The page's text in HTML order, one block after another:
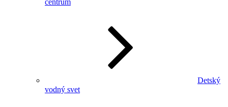
centrum
Detský
vodný svet